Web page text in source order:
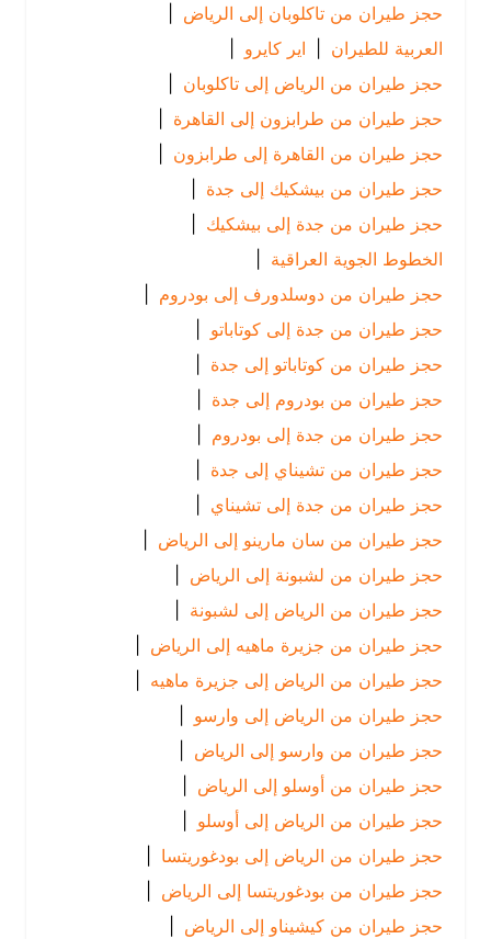
حجز طيران من تاكلوبان إلى الرياض
|
العربية للطيران | اير كايرو
|
حجز طيران من الرياض إلى تاكلوبان |
حجز طيران من طرابزون إلى القاهرة |
حجز طيران من القاهرة إلى طرابزون |
حجز طيران من بيشكيك إلى جدة
حجز طيران من جدة إلى بيشكيك |
الخطوط الجوية العراقية
حجز طيران من دوسلدورف إلى بودروم |
حجز طيران من جدة إلى كوتاباتو |
حجز طيران من كوتاباتو إلى جدة
حجز طيران من بودروم إلى جدة
حجز طيران من جدة إلى بودروم |
حجز طيران من تشيناي إلى جدة
حجز طيران من جدة إلى تشيناي |
حجز طيران من سان مارينو إلى الرياض
|
حجز طيران من لشبونة إلى الرياض
|
حجز طيران من الرياض إلى لشبونة |
حجز طيران من جزيرة ماهيه إلى الرياض
|
حجز طيران من الرياض إلى جزيرة ماهيه |
حجز طيران من الرياض إلى وارسو
|
حجز طيران من وارسو إلى الرياض
|
حجز طيران من أوسلو إلى الرياض
|
حجز طيران من الرياض إلى أوسلو
|
حجز طيران من الرياض إلى بودغوريتسا
|
حجز طيران من بودغوريتسا إلى الرياض
|
حجز طيران من كيشيناو إلى الرياض
|